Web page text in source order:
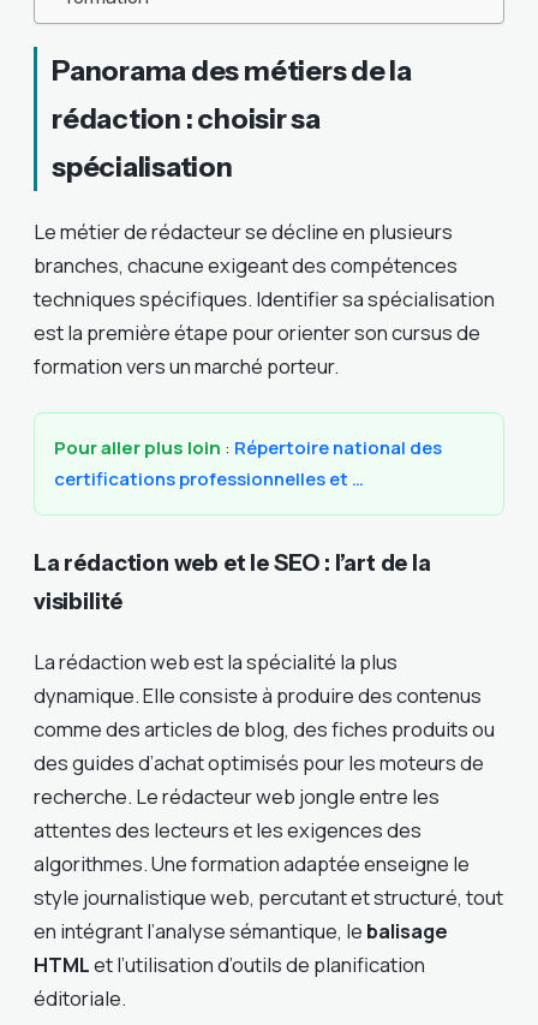
Panorama des métiers de la
rédaction : choisir sa
spécialisation
Le métier de rédacteur se décline en plusieurs
branches, chacune exigeant des compétences
techniques spécifiques. Identifier sa spécialisation
est la première étape pour orienter son cursus de
formation vers un marché porteur.
Pour aller plus loin : Répertoire national des
certifications professionnelles et …
La rédaction web et le SEO : l’art de la
visibilité
La rédaction web est la spécialité la plus
dynamique. Elle consiste à produire des contenus
comme des articles de blog, des fiches produits ou
des guides d’achat optimisés pour les moteurs de
recherche. Le rédacteur web jongle entre les
attentes des lecteurs et les exigences des
algorithmes. Une formation adaptée enseigne le
style journalistique web, percutant et structuré, tout
en intégrant l’analyse sémantique, le balisage
HTMLet l’utilisation d’outils de planification
éditoriale.